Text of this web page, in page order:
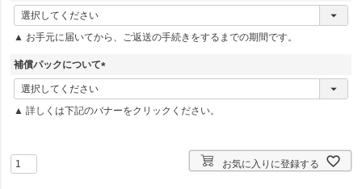
(
必
須
▲ お手元に届いてから、ご返送の手続きをするまでの期間です。
補償パックについて
(
必
須
▲ 詳しくは下記のバナーをクリックください。
お気に入りに登録する